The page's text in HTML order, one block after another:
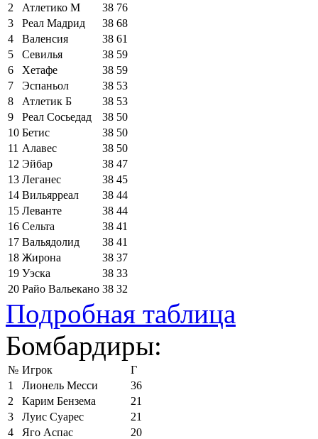
2
Атлетико М 38 76
3
Реал Мадрид 38 68
4
Валенсия 38 61
5
Севилья 38 59
6
Хетафе 38 59
7
Эспаньол 38 53
8
Атлетик Б 38 53
9
Реал Сосьедад 38 50
10 Бетис 38 50
11 Алавес 38 50
12 Эйбар 38 47
13 Леганес 38 45
14 Вильярреал 38 44
15 Леванте 38 44
16 Сельта 38 41
17 Вальядолид 38 41
18 Жирона 38 37
19 Уэска 38 33
20 Райо Вальекано 38 32
Подробная таблица
Бомбардиры:
№ Игрок
Г
1
Лионель Месси
36
2
Карим Бензема
21
3
Луис Суарес
21
4
Яго Аспас
20